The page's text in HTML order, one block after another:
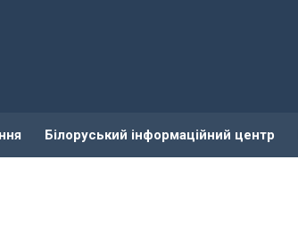
Білоруський інформаційний центр